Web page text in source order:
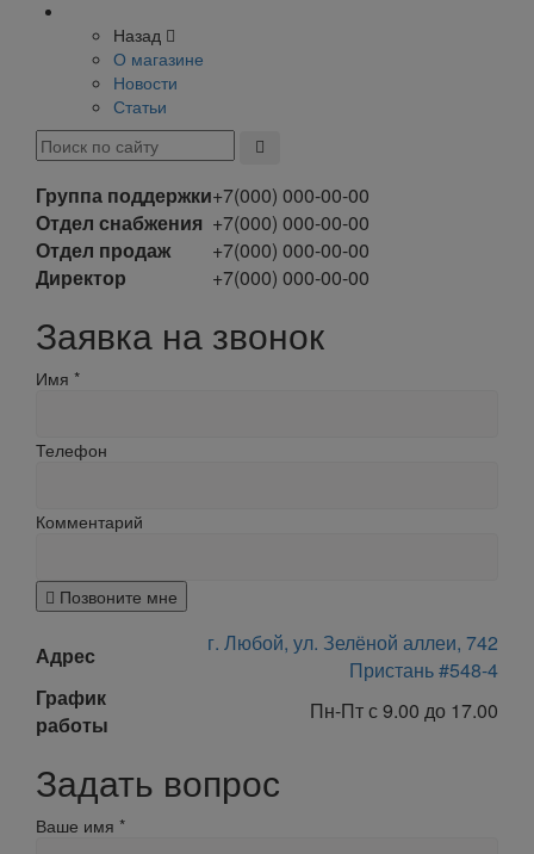
Назад
О магазине
Новости
Статьи
Группа поддержки+7(000) 000-00-00
Отдел снабжения +7(000) 000-00-00
Отдел продаж
+7(000) 000-00-00
Директор
+7(000) 000-00-00
Заявка на звонок
Имя *
Телефон
Комментарий
Позвоните мне
Адрес
г. Любой, ул. Зелёной аллеи, 742
Пристань #548-4
График
работы
Пн-Пт с 9.00 до 17.00
Задать вопрос
Ваше имя *